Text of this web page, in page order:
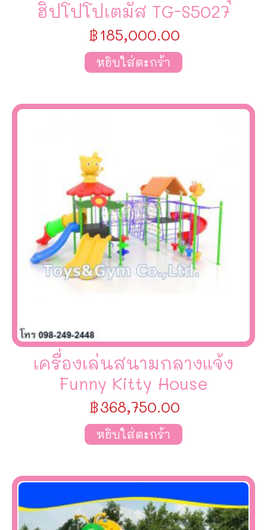
ฮิปโปโปเตมัส TG-S5027
฿185,000.00
หยิบใส่ตะกร้า
เครื่องเล่นสนามกลางแจ้ง
Funny Kitty House
฿368,750.00
หยิบใส่ตะกร้า